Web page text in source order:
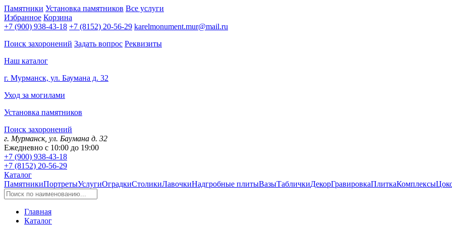
Памятники Установка памятников Все услуги
Избранное Корзина
+7 (900) 938-43-18 +7 (8152) 20-56-29 karelmonument.mur@mail.ru
Поиск захоронений Задать вопрос Реквизиты
Наш каталог
г. Мурманск, ул. Баумана д. 32
Уход за могилами
Установка памятников
Поиск захоронений
г. Мурманск, ул. Баумана д. 32
Ежедневно с 10:00 до 19:00
+7 (900) 938-43-18
+7 (8152) 20-56-29
Каталог
ПамятникиПортретыУслугиОградкиСтоликиЛавочкиНадгробные плитыВазыТабличкиДекорГравировкаПлиткаКомплексы
Главная
Каталог